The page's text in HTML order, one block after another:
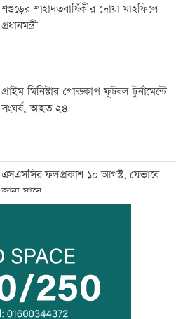
শশুড়ের শাহাদতবার্ষিকীর দোয়া মাহফিলে
প্রধানমন্ত্রী
প্রাইম মিনিস্টার গোল্ডকাপ ফুটবল টুর্নামেন্টে
সংঘর্ষ, আহত ২৪
এসএসসির ফলপ্রকাশ ১০ আগস্ট, যেভাবে
জানা যাবে
দরপত্র ছাড়াই ২০০ ইলেকট্রিক বাস কেনার
নীতিগত অনুমোদন